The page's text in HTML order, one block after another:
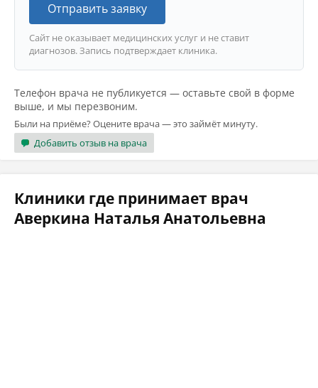
Отправить заявку
Сайт не оказывает медицинских услуг и не ставит
диагнозов. Запись подтверждает клиника.
Телефон врача не публикуется — оставьте свой в форме
выше, и мы перезвоним.
Были на приёме? Оцените врача — это займёт минуту.
Добавить отзыв на врача
Клиники где принимает врач
Аверкина Наталья Анатольевна